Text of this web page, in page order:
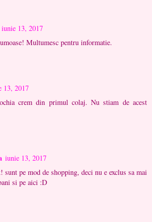
iunie 13, 2017
Multumesc pentru informatie.
13, 2017
crem din primul colaj. Nu stiam de acest
iunie 13, 2017
sunt pe mod de shopping, deci nu e exclus sa mai
si pe aici :D